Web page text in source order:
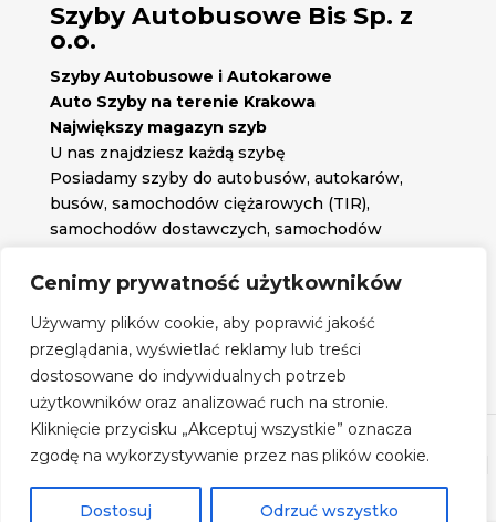
Cenimy prywatność użytkowników
Używamy plików cookie, aby poprawić jakość
przeglądania, wyświetlać reklamy lub treści
dostosowane do indywidualnych potrzeb
użytkowników oraz analizować ruch na stronie.
Kliknięcie przycisku „Akceptuj wszystkie” oznacza
zgodę na wykorzystywanie przez nas plików cookie.
Dostosuj Odrzuć wszystko
Szyby Autobusowe Bis Sp. z
o.o.
Szyby Autobusowe i Autokarowe
Auto Szyby na terenie Krakowa
Największy magazyn szyb
U nas znajdziesz każdą szybę
Posiadamy szyby do autobusów, autokarów,
busów, samochodów ciężarowych (TIR),
samochodów dostawczych, samochodów
potrzebujesz.
Znajdź nas na: 
Obserwuj nas na:
Regulamin zakupów
Szyby Autobusowe- 2026| Realizacja: www.woh.group
Rozwiązania technologiczne:iSerwer.pl